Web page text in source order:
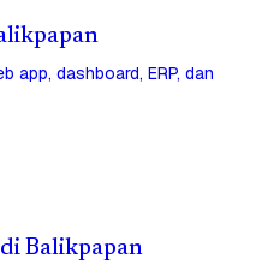
app, dashboard, ERP, dan
Balikpapan